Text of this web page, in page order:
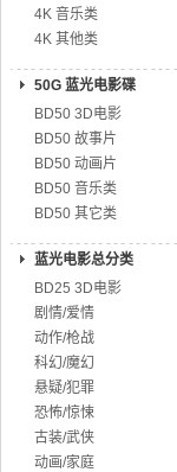
4K 音乐类
4K 其他类
50G 蓝光电影碟
BD50 3D电影
BD50 故事片
BD50 动画片
BD50 音乐类
BD50 其它类
蓝光电影总分类
BD25 3D电影
剧情/爱情
动作/枪战
科幻/魔幻
悬疑/犯罪
恐怖/惊悚
古装/武侠
动画/家庭